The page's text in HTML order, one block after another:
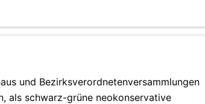
und Bezirksverordnetenversammlungen
als schwarz-grüne neokonservative